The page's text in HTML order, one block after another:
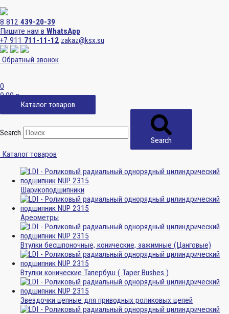
8 812 439-20-39
Пишите нам в WhatsApp
+7 911 711-11-12 zakaz@ksx.su
Обратный звонок
0
0,00р.
Каталог товаров
Search
Search
Каталог товаров
Шарикоподшипники
Ареометры
Втулки бесшпоночные, конические, зажимные (Цанговые)
Втулки конические Тапербуш ( Taper Bushes )
Звездочки цепные для приводных роликовых цепей